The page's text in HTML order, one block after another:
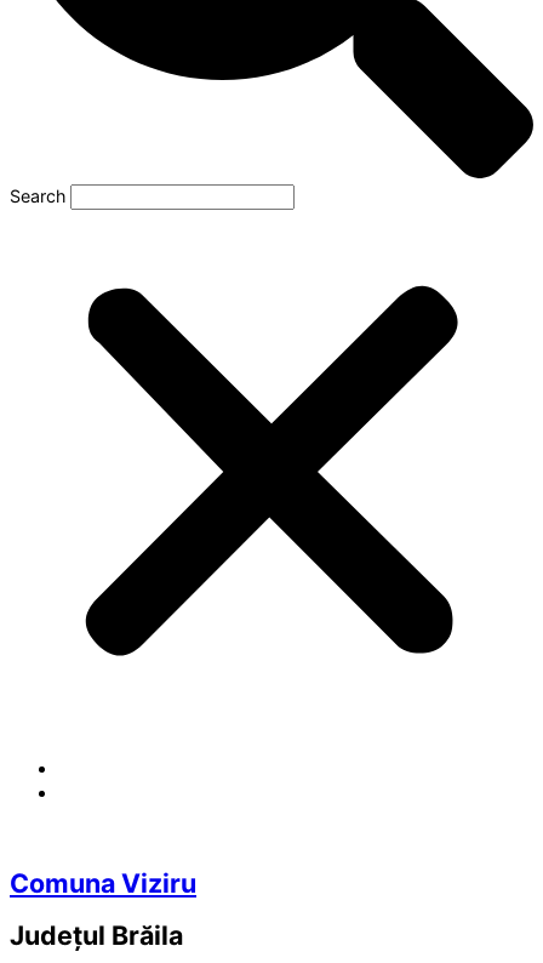
Search
Comuna Viziru
Județul Brăila